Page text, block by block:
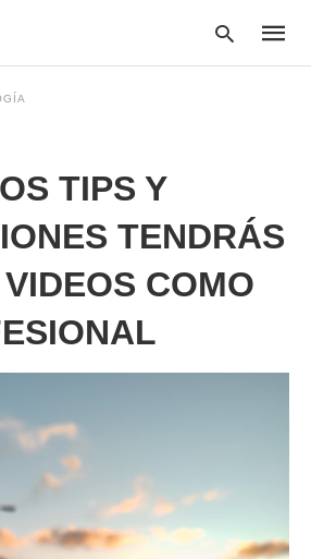
query
and
TIPS Y
TENDRÁS
COMO